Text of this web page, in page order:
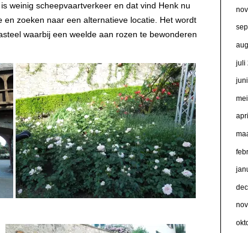
weinig scheepvaartverkeer en dat vind Henk nu
en zoeken naar een alternatieve locatie. Het wordt
waarbij een weelde aan rozen te bewonderen
juli